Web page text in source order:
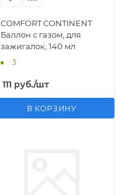
COMFORT CONTINENT
Баллон с газом, для
зажигалок, 140 мл
: 3
111 руб./шт
В КОРЗИНУ